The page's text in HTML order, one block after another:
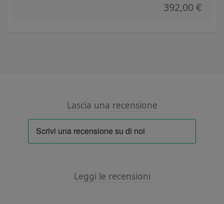
392,00 €
Lascia una recensione
Leggi le recensioni